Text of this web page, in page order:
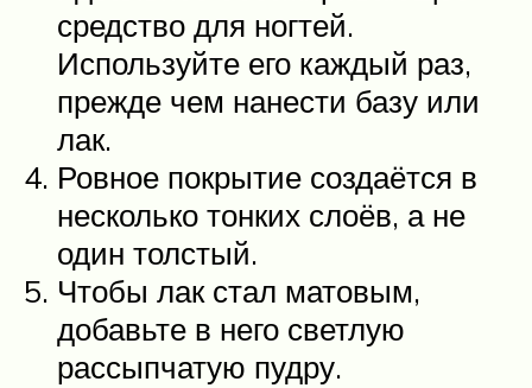
средство для ногтей.
Используйте его каждый раз,
прежде чем нанести базу или
лак.
Ровное покрытие создаётся в
несколько тонких слоёв, а не
один толстый.
Чтобы лак стал матовым,
добавьте в него светлую
рассыпчатую пудру.